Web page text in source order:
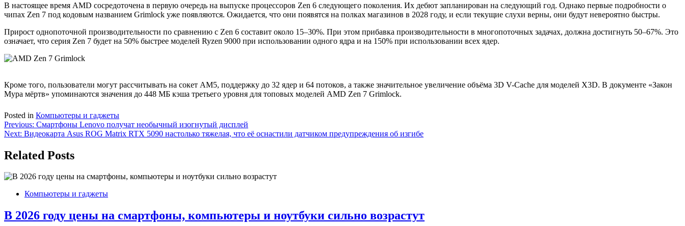
В настоящее время AMD сосредоточена в первую очередь на выпуске процессоров Zen 6 следующего поколения. Их дебют запланирован на следующий год. Однако первые подробности о
чипах Zen 7 под кодовым названием Grimlock уже появляются. Ожидается, что они появятся на полках магазинов в 2028 году, и если текущие слухи верны, они будут невероятно быстры.
Прирост однопоточной производительности по сравнению с Zen 6 составит около 15–30%. При этом прибавка производительности в многопоточных задачах, должна достигнуть 50–67%. Это
означает, что серия Zen 7 будет на 50% быстрее моделей Ryzen 9000 при использовании одного ядра и на 150% при использовании всех ядер.
Кроме того, пользователи могут рассчитывать на сокет AM5, поддержку до 32 ядер и 64 потоков, а также значительное увеличение объёма 3D V-Cache для моделей X3D. В документе «Закон
Мура мёртв» упоминаются значения до 448 МБ кэша третьего уровня для топовых моделей AMD Zen 7 Grimlock.
Posted in Компьютеры и гаджеты
Навигация
по
записям
Previous: Смартфоны Lenovo получат необычный изогнутый дисплей
Next: Видеокарта Asus ROG Matrix RTX 5090 настолько тяжелая, что её оснастили датчиком предупреждения об изгибе
Related Posts
Компьютеры и гаджеты
В 2026 году цены на смартфоны, компьютеры и ноутбуки сильно возрастут